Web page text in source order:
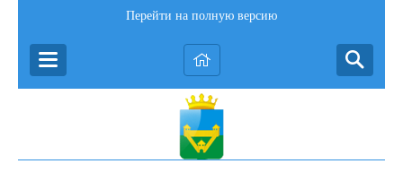
Перейти на полную версию